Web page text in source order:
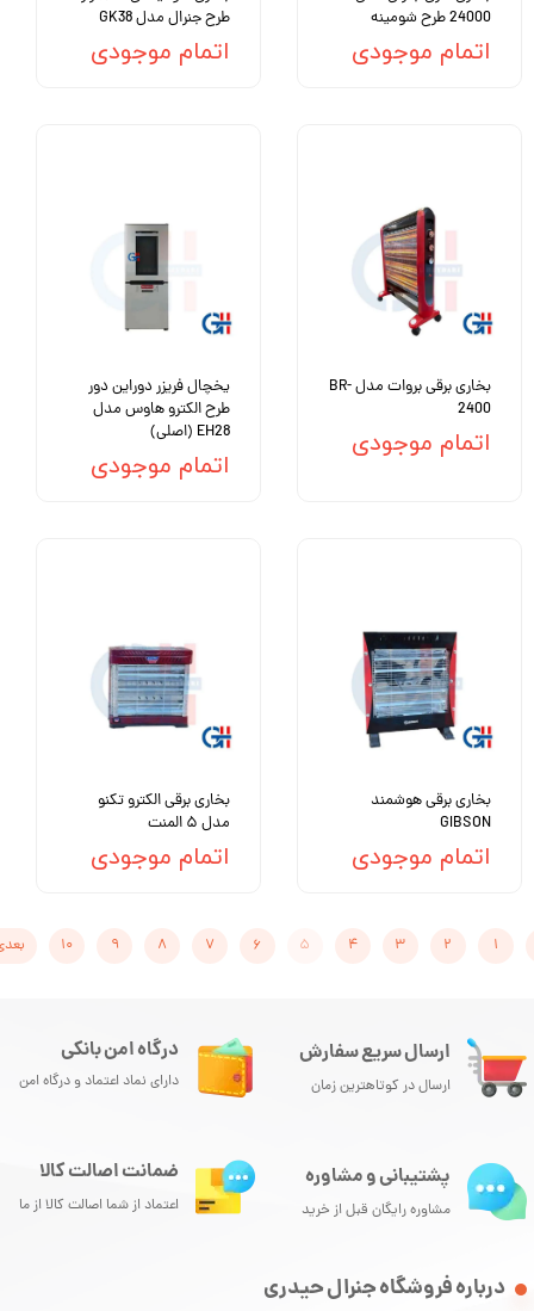
24000 طرح شومینه
اتمام موجودی
طرح جنرال مدل GK38
اتمام موجودی
بخاری برقی بروات مدل BR-
2400
اتمام موجودی
یخچال فریزر دوراین دور
طرح الکترو هاوس مدل
EH28 (اصلی)
اتمام موجودی
بخاری برقی هوشمند
GIBSON
اتمام موجودی
بخاری برقی الکترو تکنو
مدل ۵ المنت
اتمام موجودی
۱ ۲ ۳ ۴ ۵ ۶ ۷ ۸ ۹ ۱۰
ارسال سریع سفارش
ارسال در کوتاهترین زمان
درباره فروشگاه جنرال حیدری
درگاه امن بانکی
دارای نماد اعتماد و درگاه امن
پشتیبانی و مشاوره
مشاوره رایگان قبل از خرید
ضمانت اصالت کالا
اعتماد از شما اصالت کالا از ما